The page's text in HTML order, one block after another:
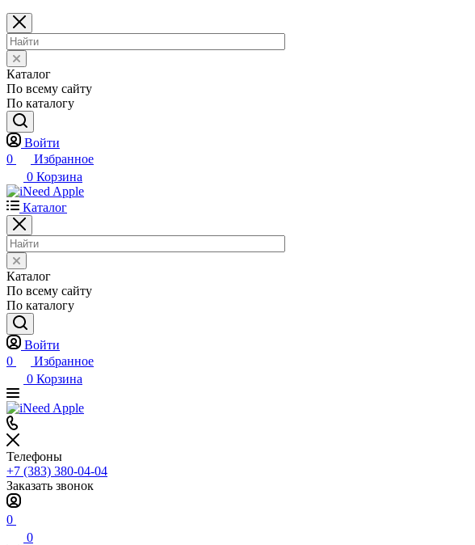
Каталог
По всему сайту
По каталогу
Войти
0
Избранное
0 Корзина
Каталог
Каталог
По всему сайту
По каталогу
Войти
0
Избранное
0 Корзина
Телефоны
+7 (383) 380-04-04
Заказать звонок
0
0